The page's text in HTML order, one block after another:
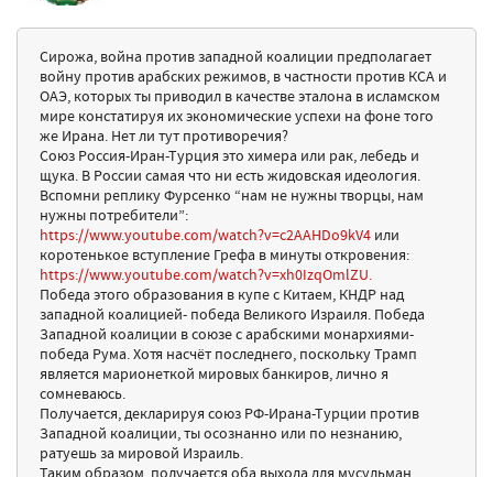
Сирожа, война против западной коалиции предполагает
войну против арабских режимов, в частности против КСА и
ОАЭ, которых ты приводил в качестве эталона в исламском
мире констатируя их экономические успехи на фоне того
же Ирана. Нет ли тут противоречия?
Союз Россия-Иран-Турция это химера или рак, лебедь и
щука. В России самая что ни есть жидовская идеология.
Вспомни реплику Фурсенко “нам не нужны творцы, нам
нужны потребители”:
https://www.youtube.com/watch?v=c2AAHDo9kV4 или
коротенькое вступление Грефа в минуты откровения:
https://www.youtube.com/watch?v=xh0IzqOmlZU.
Победа этого образования в купе с Китаем, КНДР над
западной коалицией- победа Великого Израиля. Победа
Западной коалиции в союзе с арабскими монархиями-
победа Рума. Хотя насчёт последнего, поскольку Трамп
является марионеткой мировых банкиров, лично я
сомневаюсь.
Получается, декларируя союз РФ-Ирана-Турции против
Западной коалиции, ты осознанно или по незнанию,
ратуешь за мировой Израиль.
Таким образом, получается оба выхода для мусульман